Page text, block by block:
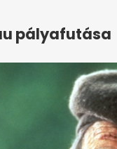
pályafutása